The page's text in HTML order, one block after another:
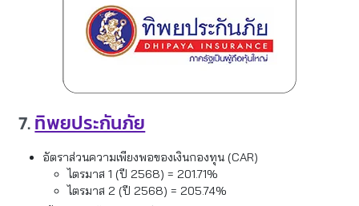
7.ทิพยประกันภัย
อัตราส่วนความเพียงพอของเงินกองทุน (CAR)
ไตรมาส 1 (ปี 2568) = 201.71%
ไตรมาส 2 (ปี 2568) = 205.74%